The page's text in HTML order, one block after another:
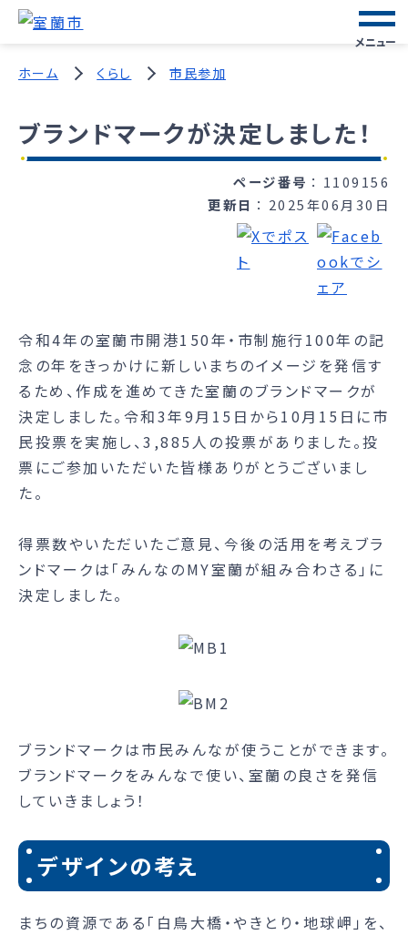
メニュー
ホーム くらし 市民参加
ブランドマークが決定しました！
ページ番号
1109156
更新日
2025年06月30日
令和4年の室蘭市開港150年・市制施行100年の記
念の年をきっかけに新しいまちのイメージを発信す
るため、作成を進めてきた室蘭のブランドマークが
決定しました。令和3年9月15日から10月15日に市
民投票を実施し、3,885人の投票がありました。投
票にご参加いただいた皆様ありがとうございまし
た。
得票数やいただいたご意見、今後の活用を考えブラ
ンドマークは「みんなのMY室蘭が組み合わさる」に
決定しました。
ブランドマークは市民みんなが使うことができます。
ブランドマークをみんなで使い、室蘭の良さを発信
していきましょう！
デザインの考え
まちの資源である「白鳥大橋・やきとり・地球岬」を、